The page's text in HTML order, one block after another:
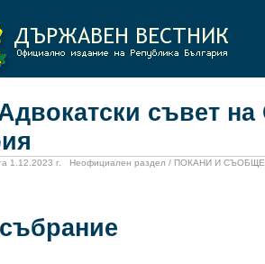
съвет на
1.12.2023 г. Неофициален раздел / ПОКАНИ И